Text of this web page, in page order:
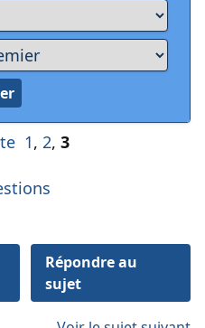
1, 2, 3
Répondre au
sujet